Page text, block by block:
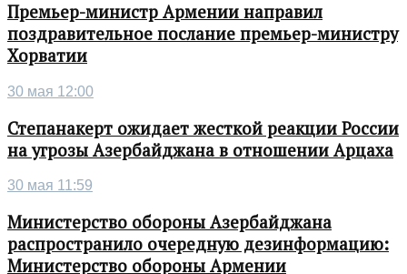
Премьер-министр Армении направил
поздравительное послание премьер-министру
Хорватии
30 мая 12:00
Степанакерт ожидает жесткой реакции России
на угрозы Азербайджана в отношении Арцаха
30 мая 11:59
Министерство обороны Азербайджана
распространило очередную дезинформацию:
Министерство обороны Армении